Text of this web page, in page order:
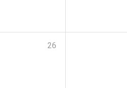
26